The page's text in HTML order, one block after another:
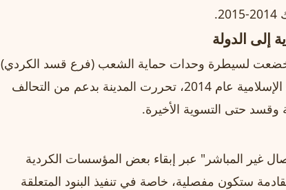
إلى الدولة
خضعت لسيطرة وحدات حماية الشعب (فرع قسد الكردي)
منذ تموز/يوليو 2012. بعد هجوم تنظيم الدولة الإسلامية عام 2014، تحررت المدينة بدعم من التحالف
وقسد حتى التسوية الأخيرة.
غير المباشر" عبر إبقاء بعض المؤسسات الكردية
ستكون مفصلية، خاصة في تنفيذ البنود المتعلقة